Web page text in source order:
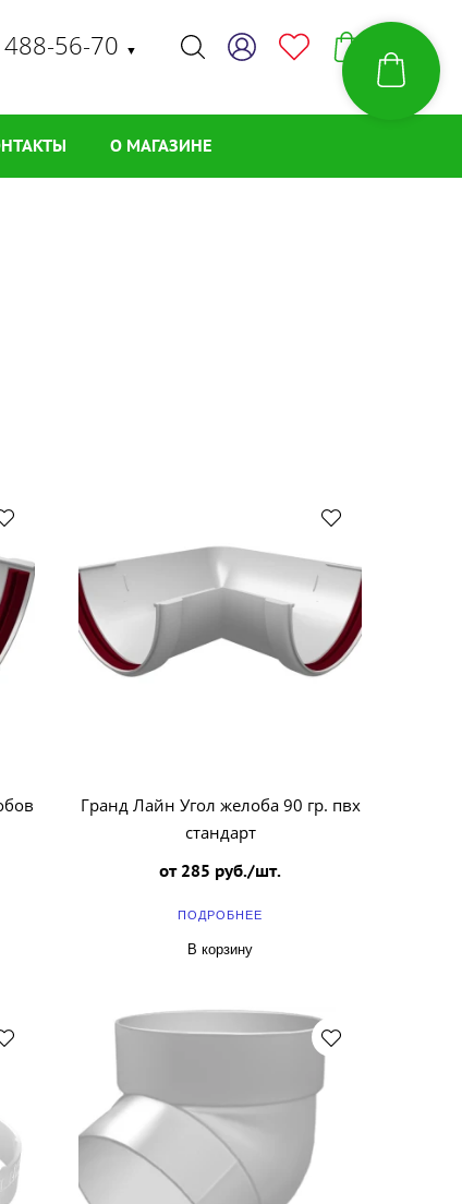
56-70 ▼
О МАГАЗИНЕ
Гранд Лайн Угол желоба 90 гр. пвх
стандарт
от 285 руб./шт.
ПОДРОБНЕЕ
В корзину